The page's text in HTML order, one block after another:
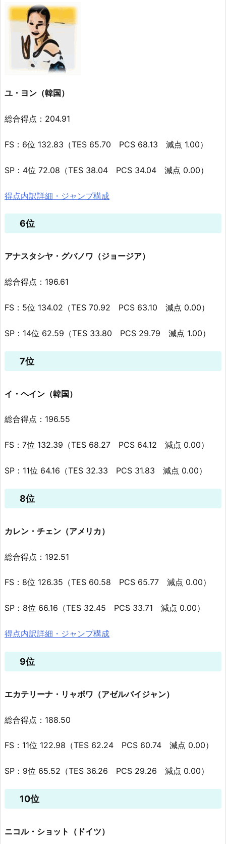
ユ・ヨン（韓国）
総合得点：204.91
FS：6位 132.83（TES 65.70 PCS 68.13 減点 1.00）
SP：4位 72.08（TES 38.04 PCS 34.04 減点 0.00）
得点内訳詳細・ジャンプ構成
6位
アナスタシヤ・グバノワ（ジョージア）
総合得点：196.61
FS：5位 134.02（TES 70.92 PCS 63.10 減点 0.00）
SP：14位 62.59（TES 33.80 PCS 29.79 減点 1.00）
7位
イ・ヘイン（韓国）
総合得点：196.55
FS：7位 132.39（TES 68.27 PCS 64.12 減点 0.00）
SP：11位 64.16（TES 32.33 PCS 31.83 減点 0.00）
8位
カレン・チェン（アメリカ）
総合得点：192.51
FS：8位 126.35（TES 60.58 PCS 65.77 減点 0.00）
SP：8位 66.16（TES 32.45 PCS 33.71 減点 0.00）
得点内訳詳細・ジャンプ構成
9位
エカテリーナ・リャボワ（アゼルバイジャン）
総合得点：188.50
FS：11位 122.98（TES 62.24 PCS 60.74 減点 0.00）
SP：9位 65.52（TES 36.26 PCS 29.26 減点 0.00）
10位
ニコル・ショット（ドイツ）